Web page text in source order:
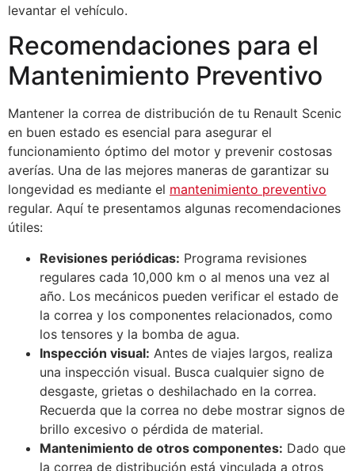
levantar el vehículo.
Recomendaciones para el
Mantenimiento Preventivo
Mantener la correa de distribución de tu Renault Scenic
en buen estado es esencial para asegurar el
funcionamiento óptimo del motor y prevenir costosas
averías. Una de las mejores maneras de garantizar su
longevidad es mediante el mantenimiento preventivo
regular. Aquí te presentamos algunas recomendaciones
útiles:
Revisiones periódicas: Programa revisiones
regulares cada 10,000 km o al menos una vez al
año. Los mecánicos pueden verificar el estado de
la correa y los componentes relacionados, como
los tensores y la bomba de agua.
Inspección visual: Antes de viajes largos, realiza
una inspección visual. Busca cualquier signo de
desgaste, grietas o deshilachado en la correa.
Recuerda que la correa no debe mostrar signos de
brillo excesivo o pérdida de material.
Mantenimiento de otros componentes: Dado que
la correa de distribución está vinculada a otros